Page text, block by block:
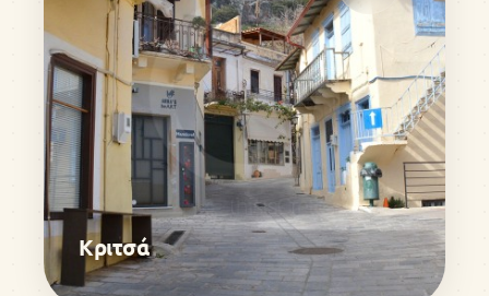
Κριτσά